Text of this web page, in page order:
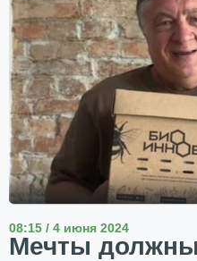
08:15 / 4 июня 2024
Мечты